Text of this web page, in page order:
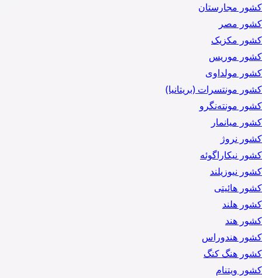
کشور مجارستان
کشور مصر
کشور مکزیک
کشور موریس
کشور مولداوی
کشور مونتسرات (بریتانیا)
کشور مونته‌نگرو
کشور میانمار
کشور نروژ
کشور نیکاراگوئه
کشور نیوزیلند
کشور هائیتی
کشور هلند
کشور هند
کشور هندوراس
کشور هنگ کنگ
کشور ویتنام